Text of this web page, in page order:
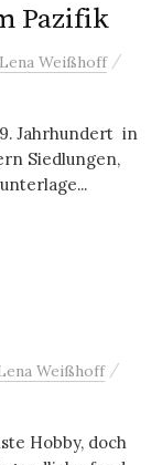
Pazifik
Lena Weißhoff /
Jahrhundert in
Siedlungen,
Weißhoff /
Hobby, doch